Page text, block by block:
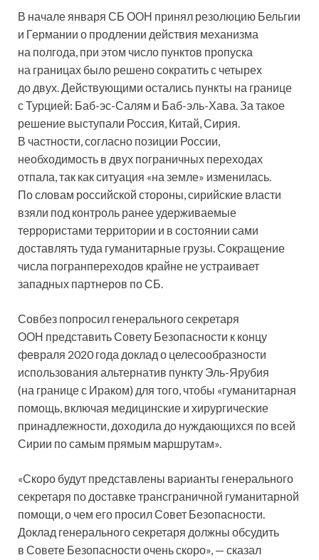
В начале января СБ ООН принял резолюцию Бельгии
и Германии о продлении действия механизма
на полгода, при этом число пунктов пропуска
на границах было решено сократить с четырех
до двух. Действующими остались пункты на границе
с Турцией: Баб-эс-Салям и Баб-эль-Хава. За такое
решение выступали Россия, Китай, Сирия.
В частности, согласно позиции России,
необходимость в двух пограничных переходах
отпала, так как ситуация «на земле» изменилась.
По словам российской стороны, сирийские власти
взяли под контроль ранее удерживаемые
террористами территории и в состоянии сами
доставлять туда гуманитарные грузы. Сокращение
числа погранпереходов крайне не устраивает
западных партнеров по СБ.
Совбез попросил генерального секретаря
ООН представить Совету Безопасности к концу
февраля 2020 года доклад о целесообразности
использования альтернатив пункту Эль-Ярубия
(на границе с Ираком) для того, чтобы «гуманитарная
помощь, включая медицинские и хирургические
принадлежности, доходила до нуждающихся по всей
Сирии по самым прямым маршрутам».
«Скоро будут представлены варианты генерального
секретаря по доставке трансграничной гуманитарной
помощи, о чем его просил Совет Безопасности.
Доклад генерального секретаря должны обсудить
в Совете Безопасности очень скоро», — сказал